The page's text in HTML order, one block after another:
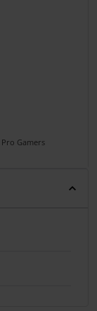
Gamers